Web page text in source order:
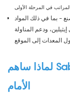
- بما في ذلك المواد
ودعم المناولة
لماذا ساهم Sabtech في دفع قرار العميل إلى
الأمام